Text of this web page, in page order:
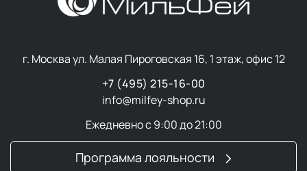
г. Москва ул. Малая Пироговская 16, 1 этаж, офис 12
+7 (495) 215-16-00
info@milfey-shop.ru
Ежедневно с 9:00 до 21:00
Программа лояльности